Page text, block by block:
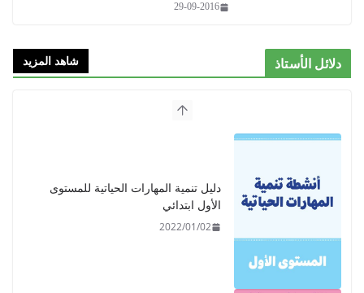
29-09-2016
دلائل الأستاذ شاهد المزيد
دليل تنمية المهارات الحياتية للمستوى
الأول ابتدائي
2022/01/02